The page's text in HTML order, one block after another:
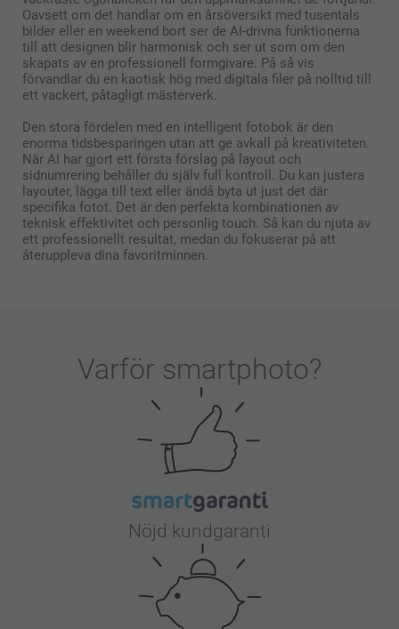
Oavsett om det handlar om en årsöversikt med tusentals
bilder eller en weekend bort ser de AI-drivna funktionerna
till att designen blir harmonisk och ser ut som om den
skapats av en professionell formgivare. På så vis
förvandlar du en kaotisk hög med digitala filer på nolltid till
ett vackert, påtagligt mästerverk.
Den stora fördelen med en intelligent fotobok är den
enorma tidsbesparingen utan att ge avkall på kreativiteten.
När AI har gjort ett första förslag på layout och
sidnumrering behåller du själv full kontroll. Du kan justera
layouter, lägga till text eller ändå byta ut just det där
specifika fotot. Det är den perfekta kombinationen av
teknisk effektivitet och personlig touch. Så kan du njuta av
ett professionellt resultat, medan du fokuserar på att
återuppleva dina favoritminnen.
Varför smartphoto?
Nöjd kundgaranti